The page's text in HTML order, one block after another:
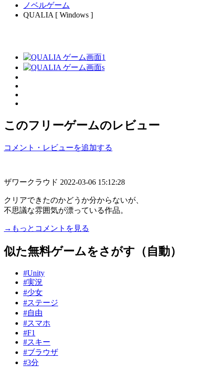
ノベルゲーム
QUALIA [ Windows ]
このフリーゲームのレビュー
コメント・レビューを追加する
ザワークラウド 2022-03-06 15:12:28
クリアできたのかどうか分からないが、
不思議な雰囲気が漂っている作品。
→もっとコメントを見る
似た無料ゲームをさがす（自動）
#Unity
#実況
#少女
#ステージ
#自由
#スマホ
#F1
#スキー
#ブラウザ
#3分